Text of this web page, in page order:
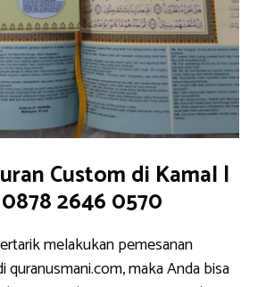
Custom di Kamal |
2646 0570
melakukan pemesanan
quranusmani.com, maka Anda bisa